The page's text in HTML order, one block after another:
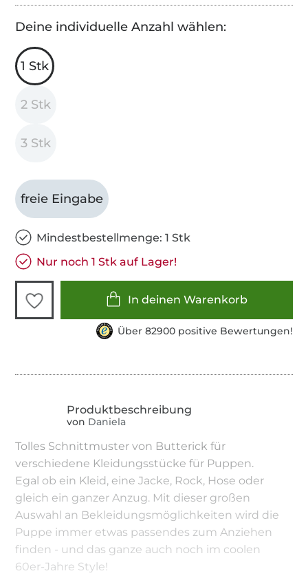
Deine individuelle Anzahl wählen:
1 Stk
2 Stk
3 Stk
freie Eingabe
Mindestbestellmenge: 1 Stk
Nur noch 1 Stk auf Lager!
In deinen Warenkorb
Über 82900 positive Bewertungen!
von Daniela
Tolles Schnittmuster von Butterick für
verschiedene Kleidungsstücke für Puppen.
Egal ob ein Kleid, eine Jacke, Rock, Hose oder
gleich ein ganzer Anzug. Mit dieser großen
Auswahl an Bekleidungsmöglichkeiten wird die
Puppe immer etwas passendes zum Anziehen
finden - und das ganze auch noch im coolen
60er-Jahre Style!